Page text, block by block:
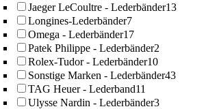
Jaeger LeCoultre - Lederbänder13
Longines-Lederbänder7
Omega - Lederbänder17
Patek Philippe - Lederbänder2
Rolex-Tudor - Lederbänder10
Sonstige Marken - Lederbänder43
TAG Heuer - Lederband11
Ulysse Nardin - Lederbänder3